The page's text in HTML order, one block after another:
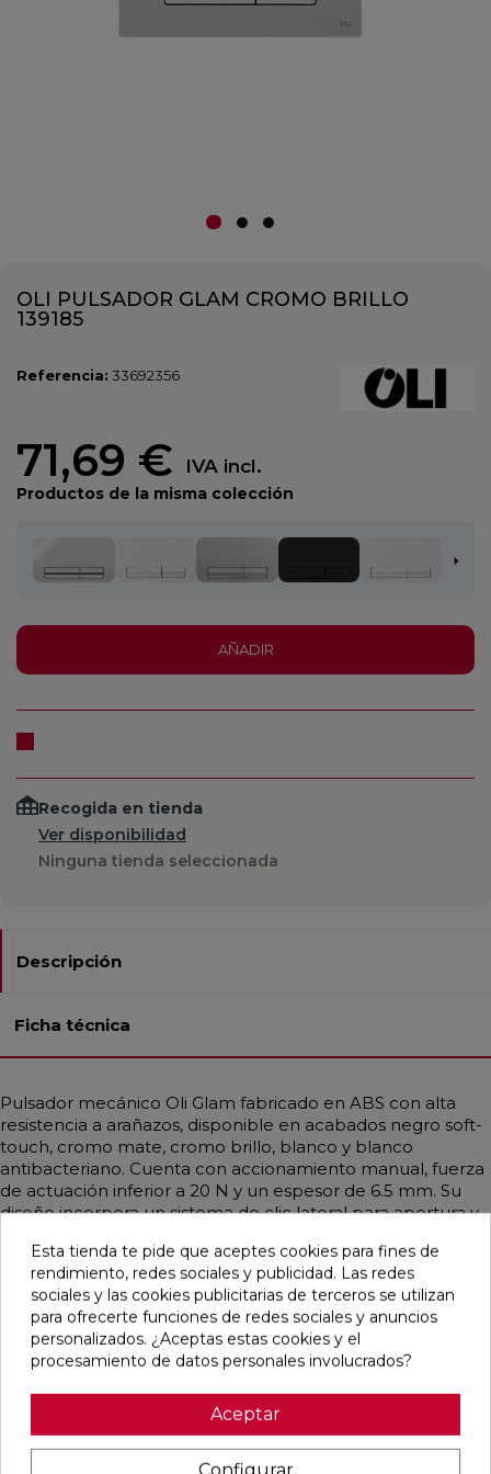
OLI PULSADOR GLAM CROMO BRILLO
139185
Referencia: 33692356
71,69 € IVA incl.
Productos de la misma colección
AÑADIR
Recogida en tienda
Ver disponibilidad
Ninguna tienda seleccionada
Descripción
Ficha técnica
Pulsador mecánico Oli Glam fabricado en ABS con alta
resistencia a arañazos, disponible en acabados negro soft-
touch, cromo mate, cromo brillo, blanco y blanco
antibacteriano. Cuenta con accionamiento manual, fuerza
de actuación inferior a 20 N y un espesor de 6.5 mm. Su
diseño incorpora un sistema de clic lateral para apertura y
mantenimiento. Compatible con Olpure para una función
antibacteriana adicional (líquido AmbiWave vendido por
separado). Ideal para baños que buscan durabilidad,
higiene avanzada y estética moderna.
Productos relacionados
Esta tienda te pide que aceptes cookies para fines de
rendimiento, redes sociales y publicidad. Las redes
sociales y las cookies publicitarias de terceros se utilizan
para ofrecerte funciones de redes sociales y anuncios
personalizados. ¿Aceptas estas cookies y el
procesamiento de datos personales involucrados?
Aceptar